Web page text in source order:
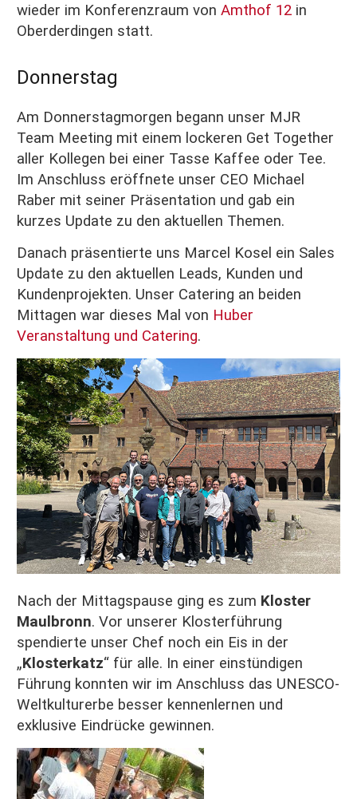
wieder im Konferenzraum von Amthof 12 in
Oberderdingen statt.
Donnerstag
Am Donnerstagmorgen begann unser MJR
Team Meeting mit einem lockeren Get Together
aller Kollegen bei einer Tasse Kaffee oder Tee.
Im Anschluss eröffnete unser CEO Michael
Raber mit seiner Präsentation und gab ein
kurzes Update zu den aktuellen Themen.
Danach präsentierte uns Marcel Kosel ein Sales
Update zu den aktuellen Leads, Kunden und
Kundenprojekten. Unser Catering an beiden
Mittagen war dieses Mal von Huber
Veranstaltung und Catering.
Nach der Mittagspause ging es zum Kloster
Maulbronn. Vor unserer Klosterführung
spendierte unser Chef noch ein Eis in der
„Klosterkatz“ für alle. In einer einstündigen
Führung konnten wir im Anschluss das UNESCO-
Weltkulturerbe besser kennenlernen und
exklusive Eindrücke gewinnen.